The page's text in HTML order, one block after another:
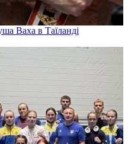
Ваха в Таїланді